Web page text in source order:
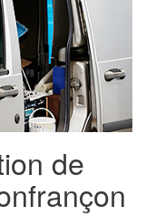
de